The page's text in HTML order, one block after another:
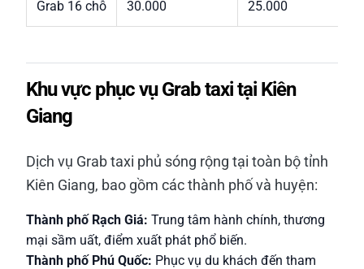
Grab 16 chỗ 30.000 25.000
Khu vực phục vụ Grab taxi tại Kiên
Giang
Dịch vụ Grab taxi phủ sóng rộng tại toàn bộ tỉnh
Kiên Giang, bao gồm các thành phố và huyện:
Thành phố Rạch Giá: Trung tâm hành chính, thương
mại sầm uất, điểm xuất phát phổ biến.
Thành phố Phú Quốc: Phục vụ du khách đến tham